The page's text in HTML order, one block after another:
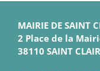
MAIRIE DE SAINT
2 Place de la
38110 SAINT